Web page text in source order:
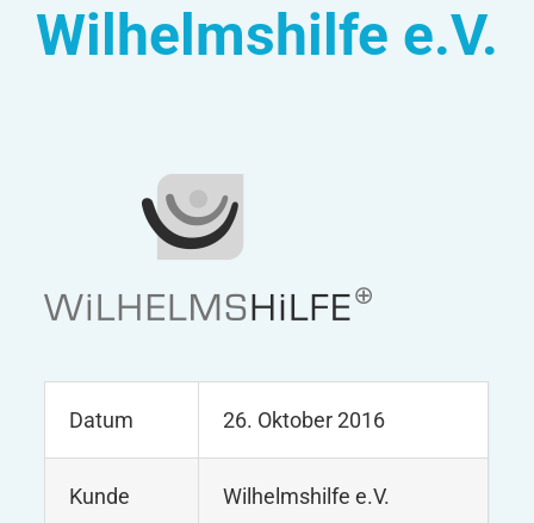
Wilhelmshilfe e.V.
Datum 26. Oktober 2016
Kunde Wilhelmshilfe e.V.